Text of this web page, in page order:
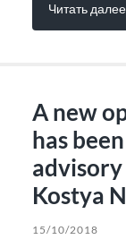
Читать далее
A new
has
Kostya
15/10/2018